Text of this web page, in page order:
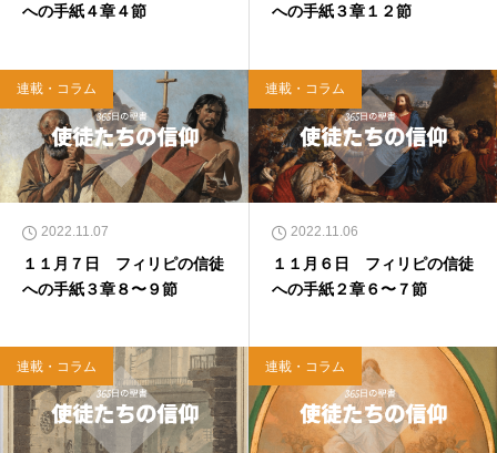
への手紙４章４節
への手紙３章１２節
連載・コラム
2022.11.07
１１月７日 フィリピの信徒
への手紙３章８〜９節
連載・コラム
2022.11.06
１１月６日 フィリピの信徒
への手紙２章６〜７節
連載・コラム 連載・コラム